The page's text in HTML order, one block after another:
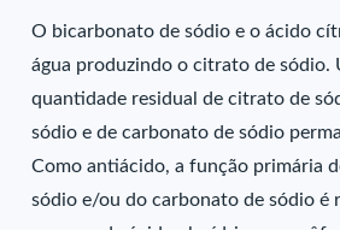
O bicarbonato de sódio e o ácido
água produzindo o citrato de sódio.
quantidade residual de citrato de
sódio e de carbonato de sódio
Como antiácido, a função primária
sódio e/ou do carbonato de sódio é